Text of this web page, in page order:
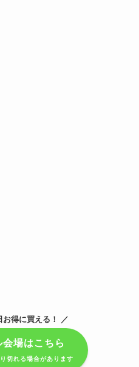
得に買える！ ／
場はこちら
切れる場合があります